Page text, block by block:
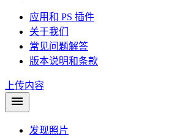
应用和 PS 插件
关于我们
常见问题解答
版本说明和条款
上传内容
发现照片